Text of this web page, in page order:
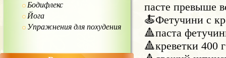
Бодифлекс
Йога
Упражнения для похудения
пасте превыше
🍝Фетучини с
🔺️паста
🔺️креветки 400 г